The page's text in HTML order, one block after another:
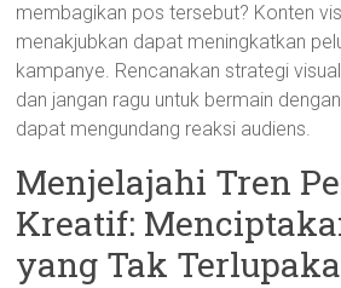
membagikan pos tersebut? Konten
menakjubkan dapat meningkatkan
kampanye. Rencanakan strategi
dan jangan ragu untuk bermain
dapat mengundang reaksi audiens.
Menjelajahi Tren
Kreatif:
yang Tak